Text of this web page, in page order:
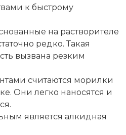
к быстрому
на растворителе
редко. Такая
вызвана резким
считаются морилки
Они легко наносятся и
является алкидная